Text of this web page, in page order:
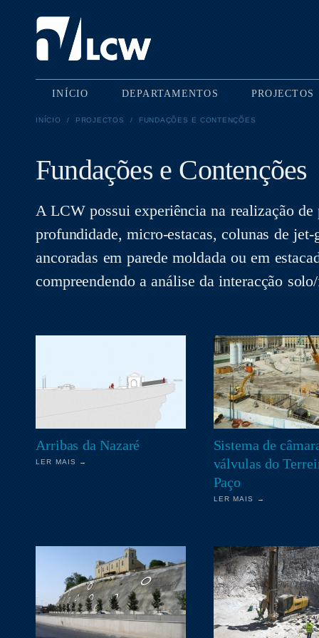
INÍCIO DEPARTAMENTOS PROJECTOS
INÍCIO / PROJECTOS / FUNDAÇÕES E CONTENÇÕES
Fundações e Contenções
A LCW possui experiência na realização de
profundidade, micro-estacas, colunas de
ancoradas em parede moldada ou em
compreendendo a análise da interacção
Arribas da Nazaré
LER MAIS →
Sistema de
válvulas do
Paço
LER MAIS →